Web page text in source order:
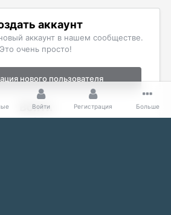
аккаунт
аккаунт в нашем сообществе.
Это очень просто!
нового пользователя
Войти
Войти в систему.
Войти Регистрация Больше